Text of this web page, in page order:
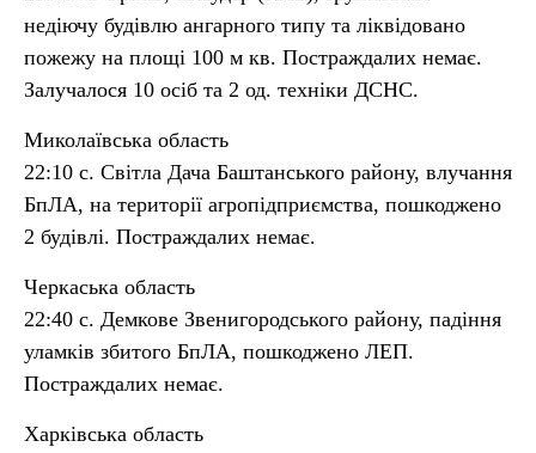
недіючу будівлю ангарного типу та ліквідовано
пожежу на площі 100 м кв. Постраждалих немає.
Залучалося 10 осіб та 2 од. техніки ДСНС.
Миколаївська область
22:10 с. Світла Дача Баштанського району, влучання
БпЛА, на території агропідприємства, пошкоджено
2 будівлі. Постраждалих немає.
Черкаська область
22:40 с. Демкове Звенигородського району, падіння
уламків збитого БпЛА, пошкоджено ЛЕП.
Постраждалих немає.
Харківська область